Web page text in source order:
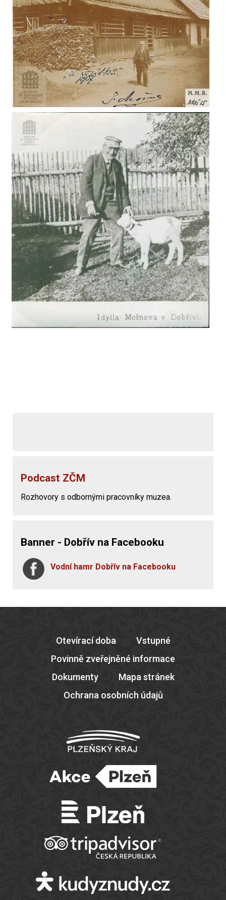
Podcast ZČM
Rozhovory s odbornými pracovníky muzea.
Banner - Dobřív na Facebooku
Vodní hamr Dobřív na Facebooku
Otevírací doba
Vstupné
Povinně zveřejněné informace
Dokumenty
Mapa stránek
Ochrana osobních údajů